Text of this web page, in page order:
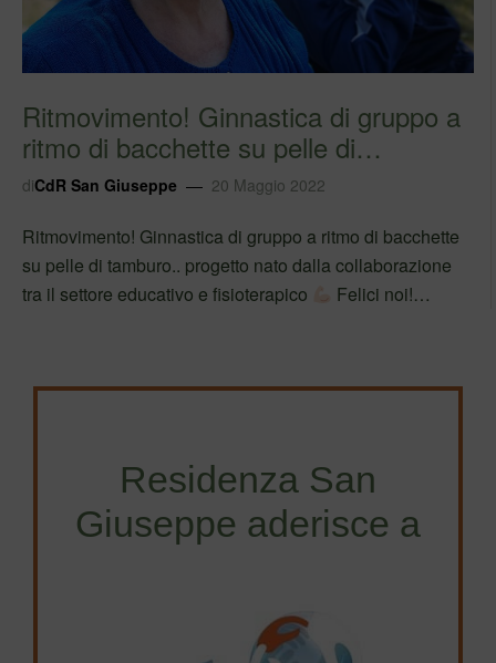
Ritmovimento! Ginnastica di gruppo a
ritmo di bacchette su pelle di
tamburo.. p…
diCdR San Giuseppe 20 Maggio 2022
Ritmovimento! Ginnastica di gruppo a ritmo di bacchette
su pelle di tamburo.. progetto nato dalla collaborazione
tra il settore educativo e fisioterapico
Felici noi!
Facebook
Residenza San
Giuseppe aderisce a